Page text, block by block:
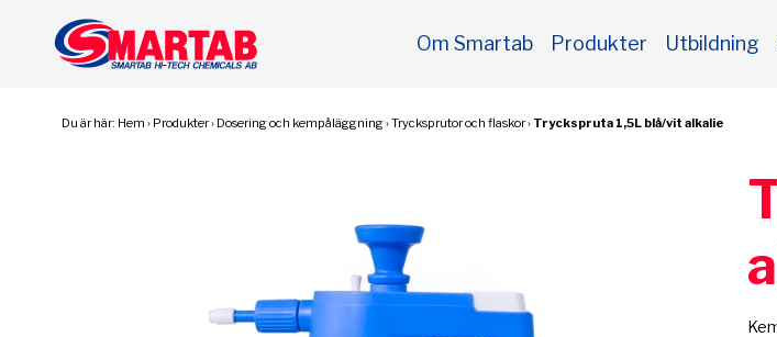
Om Smartab Produkter Utbildning
Du är här: Hem › Produkter› Dosering och kempåläggning›Trycksprutor och flaskor› Tryckspruta 1,5L blå/vit alkalie